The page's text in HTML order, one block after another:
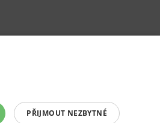
PŘIJMOUT NEZBYTNÉ